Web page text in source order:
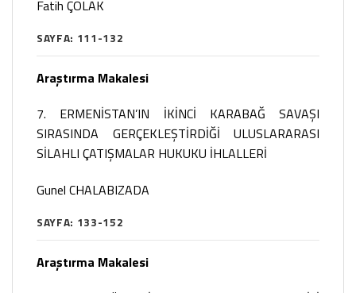
Fatih ÇOLAK
SAYFA: 111-132
Araştırma Makalesi
7. ERMENİSTAN’IN İKİNCİ KARABAĞ SAVAŞI
SIRASINDA GERÇEKLEŞTİRDİĞİ ULUSLARARASI
SİLAHLI ÇATIŞMALAR HUKUKU İHLALLERİ
Gunel CHALABIZADA
SAYFA: 133-152
Araştırma Makalesi